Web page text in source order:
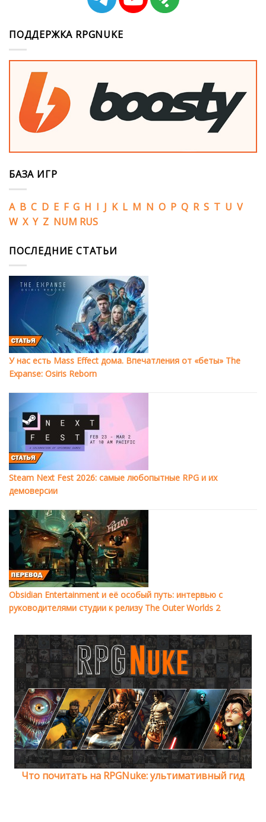
ПОДДЕРЖКА RPGNUKE
БАЗА ИГР
A B C D E F G H I J K L M N O P Q R S T U V
W X Y Z NUM RUS
ПОСЛЕДНИЕ СТАТЬИ
У нас есть Mass Effect дома. Впечатления от «беты» The
Expanse: Osiris Reborn
Steam Next Fest 2026: самые любопытные RPG и их
демоверсии
Obsidian Entertainment и её особый путь: интервью с
руководителями студии к релизу The Outer Worlds 2
Что почитать на RPGNuke: ультимативный гид